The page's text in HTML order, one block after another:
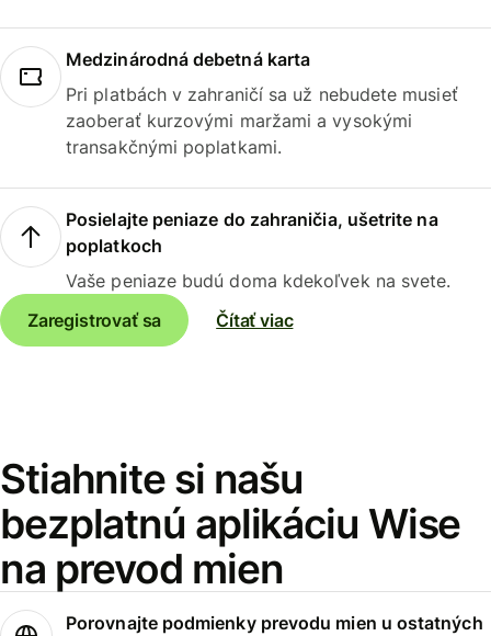
Medzinárodná debetná karta
Pri platbách v zahraničí sa už nebudete musieť
zaoberať kurzovými maržami a vysokými
transakčnými poplatkami.
Posielajte peniaze do zahraničia, ušetrite na
poplatkoch
Vaše peniaze budú doma kdekoľvek na svete.
Zaregistrovať sa
Čítať viac
Stiahnite si našu
bezplatnú aplikáciu Wise
na prevod mien
Porovnajte podmienky prevodu mien u ostatných